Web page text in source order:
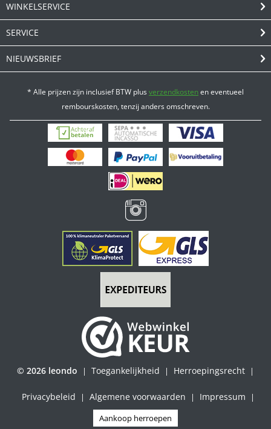
WINKELSERVICE
SERVICE
NIEUWSBRIEF
* Alle prijzen zijn inclusief BTW plusverzendkostenen eventueel
rembourskosten, tenzij anders omschreven.
© 2026 leondo | Toegankelijkheid | Herroepingsrecht |
Privacybeleid | Algemene voorwaarden | Impressum
|
Aankoop herroepen